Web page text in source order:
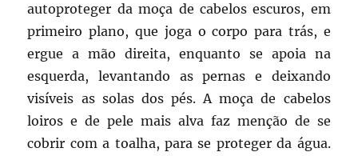
autoproteger da moça de cabelos escuros, em
primeiro plano, que joga o corpo para trás, e
ergue a mão direita, enquanto se apoia na
esquerda, levantando as pernas e deixando
visíveis as solas dos pés. A moça de cabelos
loiros e de pele mais alva faz menção de se
cobrir com a toalha, para se proteger da água.